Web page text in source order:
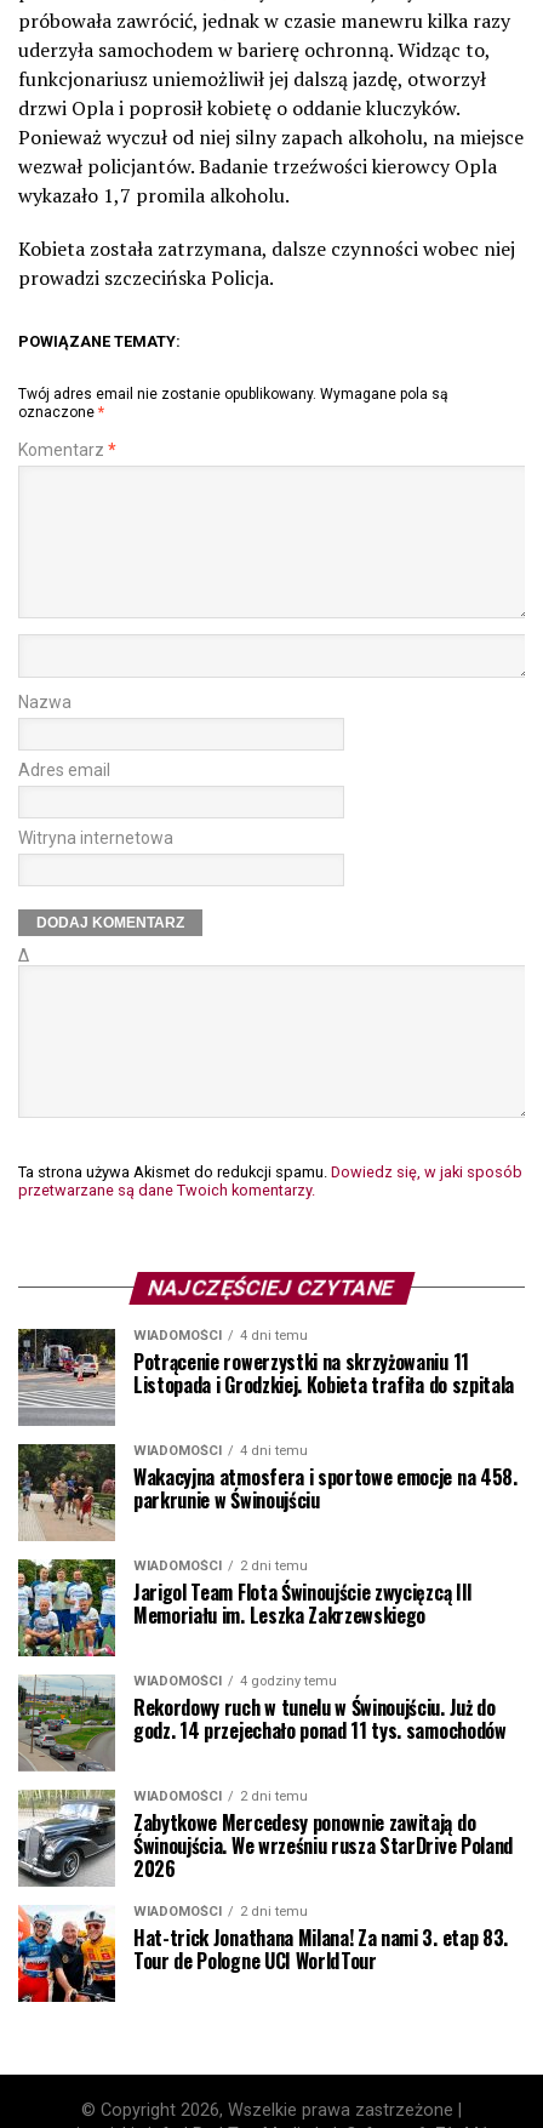
próbowała zawrócić, jednak w czasie manewru kilka razy
uderzyła samochodem w barierę ochronną. Widząc to,
funkcjonariusz uniemożliwił jej dalszą jazdę, otworzył
drzwi Opla i poprosił kobietę o oddanie kluczyków.
Ponieważ wyczuł od niej silny zapach alkoholu, na miejsce
wezwał policjantów. Badanie trzeźwości kierowcy Opla
wykazało 1,7 promila alkoholu.
Kobieta została zatrzymana, dalsze czynności wobec niej
prowadzi szczecińska Policja.
POWIĄZANE TEMATY:
Twój adres email nie zostanie opublikowany. Wymagane pola są
oznaczone *
Komentarz *
Nazwa
Adres email
Witryna internetowa
Δ
Ta strona używa Akismet do redukcji spamu. Dowiedz się, w jaki sposób
przetwarzane są dane Twoich komentarzy.
NAJCZĘŚCIEJ CZYTANE
WIADOMOŚCI 4 dni temu
Potrącenie rowerzystki na skrzyżowaniu 11
Listopada i Grodzkiej. Kobieta trafiła do szpitala
WIADOMOŚCI 4 dni temu
Wakacyjna atmosfera i sportowe emocje na 458.
parkrunie w Świnoujściu
WIADOMOŚCI 2 dni temu
Jarigol Team Flota Świnoujście zwycięzcą III
Memoriału im. Leszka Zakrzewskiego
WIADOMOŚCI 4 godziny temu
Rekordowy ruch w tunelu w Świnoujściu. Już do
godz. 14 przejechało ponad 11 tys. samochodów
WIADOMOŚCI 2 dni temu
Zabytkowe Mercedesy ponownie zawitają do
Świnoujścia. We wrześniu rusza StarDrive Poland
2026
WIADOMOŚCI 2 dni temu
Hat-trick Jonathana Milana! Za nami 3. etap 83.
Tour de Pologne UCI WorldTour
© Copyright 2026, Wszelkie prawa zastrzeżone |